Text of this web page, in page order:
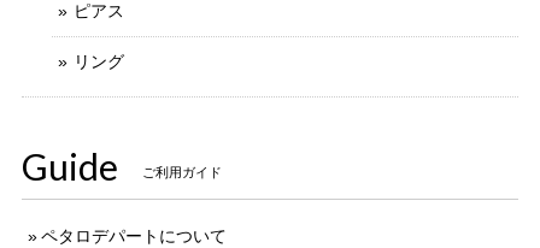
ピアス
リング
Guide ご利用ガイド
ペタロデパートについて